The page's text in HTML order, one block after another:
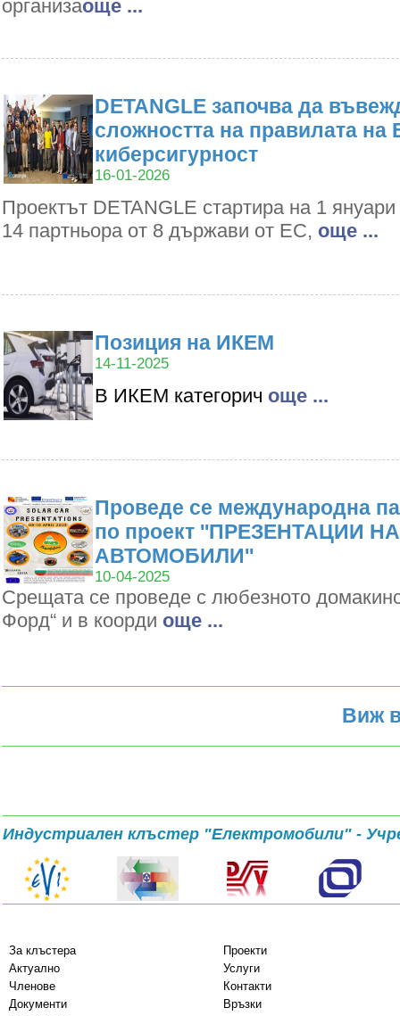
организаoще ...
DETANGLE започва да
сложността на правилата на
киберсигурност
16-01-2026
Проектът DETANGLE стартира на 1
14 партньора от 8 държави от ЕС, oще ...
Позиция на ИКЕМ
14-11-2025
В ИКЕМ категорич oще ...
Проведе се международна
по проект ''ПРЕЗЕНТАЦИИ
АВТОМОБИЛИ''
10-04-2025
Срещата се проведе с любезното
Форд“ и в коорди oще ...
Виж
Индустриален клъстер "Електромобили" -
За клъстера
Проекти
Актуално
Услуги
Членове
Контакти
Документи
Връзки